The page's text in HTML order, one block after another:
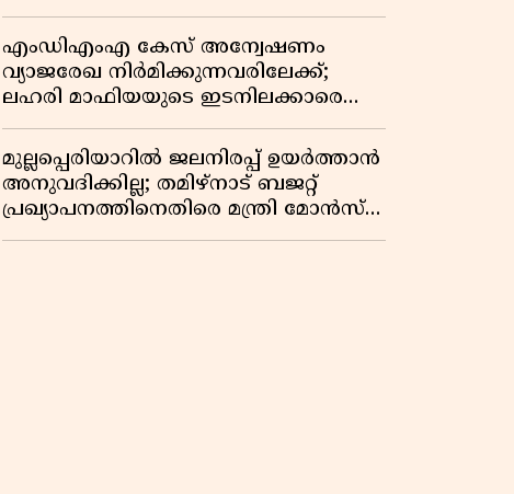
എംഡിഎംഎ കേസ് അന്വേഷണം
വ്യാജരേഖ നിർമിക്കുന്നവരിലേക്ക്;
ലഹരി മാഫിയയുടെ ഇടനിലക്കാരെ
കുടുക്കി കണ്ണൂർ സിറ്റി പൊലീസ്
മുല്ലപ്പെരിയാറിൽ ജലനിരപ്പ് ഉയർത്താൻ
അനുവദിക്കില്ല; തമിഴ്നാട് ബജറ്റ്
പ്രഖ്യാപനത്തിനെതിരെ മന്ത്രി മോൻസ്
ജോസഫ്